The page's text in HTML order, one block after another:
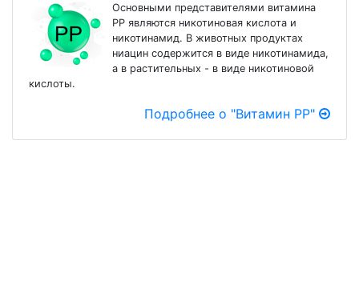
Основными представителями витамина
РР являются никотиновая кислота и
никотинамид. В животных продуктах
ниацин содержится в виде никотинамида,
а в растительных - в виде никотиновой
кислоты.
Подробнее о "Витамин PP"